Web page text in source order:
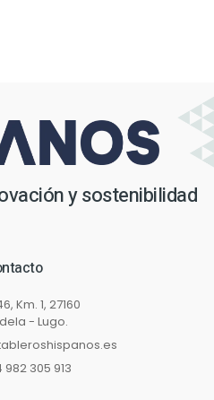
y sostenibilidad
Km. 1, 27160
- Lugo.
982 305 913